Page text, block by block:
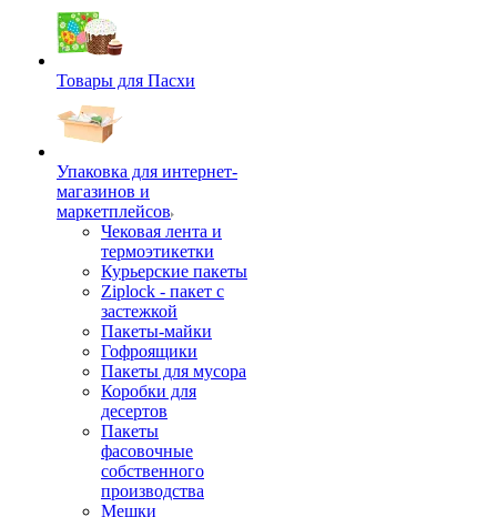
Товары для Пасхи
Упаковка для интернет-
магазинов и
маркетплейсов
Чековая лента и
термоэтикетки
Курьерские пакеты
Ziplock - пакет с
застежкой
Пакеты-майки
Гофроящики
Пакеты для мусора
Коробки для
десертов
Пакеты
фасовочные
собственного
производства
Мешки